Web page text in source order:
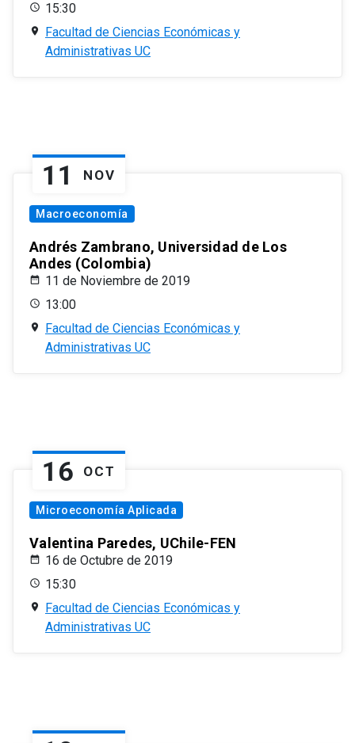
15:30
Facultad de Ciencias Económicas y
Administrativas UC
11 NOV
Macroeconomía
Andrés Zambrano, Universidad de Los
Andes (Colombia)
11 de Noviembre de 2019
13:00
Facultad de Ciencias Económicas y
Administrativas UC
16 OCT
Microeconomía Aplicada
Valentina Paredes, UChile-FEN
16 de Octubre de 2019
15:30
Facultad de Ciencias Económicas y
Administrativas UC